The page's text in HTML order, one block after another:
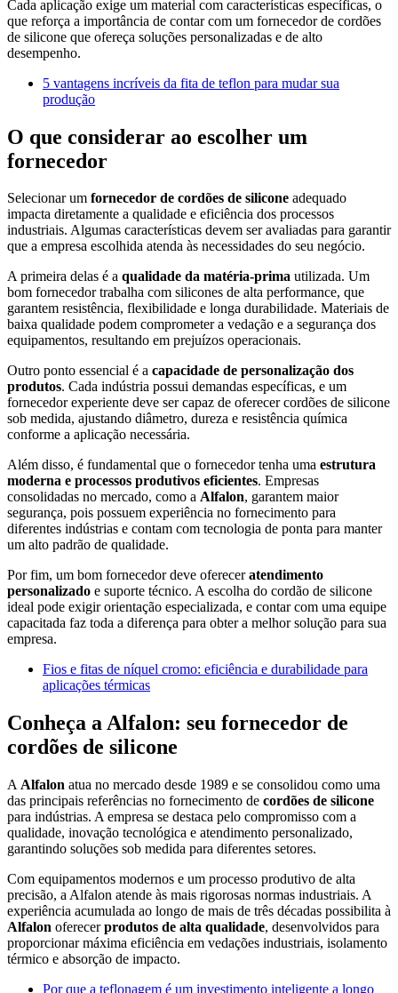
Cada aplicação exige um material com características específicas, o
que reforça a importância de contar com um fornecedor de cordões
de silicone que ofereça soluções personalizadas e de alto
desempenho.
5 vantagens incríveis da fita de teflon para mudar sua
produção
O que considerar ao escolher um
fornecedor
Selecionar um fornecedor de cordões de silicone adequado
impacta diretamente a qualidade e eficiência dos processos
industriais. Algumas características devem ser avaliadas para garantir
que a empresa escolhida atenda às necessidades do seu negócio.
A primeira delas é a qualidade da matéria-prima utilizada. Um
bom fornecedor trabalha com silicones de alta performance, que
garantem resistência, flexibilidade e longa durabilidade. Materiais de
baixa qualidade podem comprometer a vedação e a segurança dos
equipamentos, resultando em prejuízos operacionais.
Outro ponto essencial é a capacidade de personalização dos
produtos. Cada indústria possui demandas específicas, e um
fornecedor experiente deve ser capaz de oferecer cordões de silicone
sob medida, ajustando diâmetro, dureza e resistência química
conforme a aplicação necessária.
Além disso, é fundamental que o fornecedor tenha uma estrutura
moderna e processos produtivos eficientes. Empresas
consolidadas no mercado, como a Alfalon, garantem maior
segurança, pois possuem experiência no fornecimento para
diferentes indústrias e contam com tecnologia de ponta para manter
um alto padrão de qualidade.
Por fim, um bom fornecedor deve ofereceratendimento
personalizado e suporte técnico. A escolha do cordão de silicone
ideal pode exigir orientação especializada, e contar com uma equipe
capacitada faz toda a diferença para obter a melhor solução para sua
empresa.
Fios e fitas de níquel cromo: eficiência e durabilidade para
aplicações térmicas
Conheça a Alfalon: seu fornecedor de
cordões de silicone
A Alfalon atua no mercado desde 1989 e se consolidou como uma
das principais referências no fornecimento de cordões de silicone
para indústrias. A empresa se destaca pelo compromisso com a
qualidade, inovação tecnológica e atendimento personalizado,
garantindo soluções sob medida para diferentes setores.
Com equipamentos modernos e um processo produtivo de alta
precisão, a Alfalon atende às mais rigorosas normas industriais. A
experiência acumulada ao longo de mais de três décadas possibilita à
Alfalon oferecerprodutos de alta qualidade, desenvolvidos para
proporcionar máxima eficiência em vedações industriais, isolamento
térmico e absorção de impacto.
Por que a teflonagem é um investimento inteligente a longo